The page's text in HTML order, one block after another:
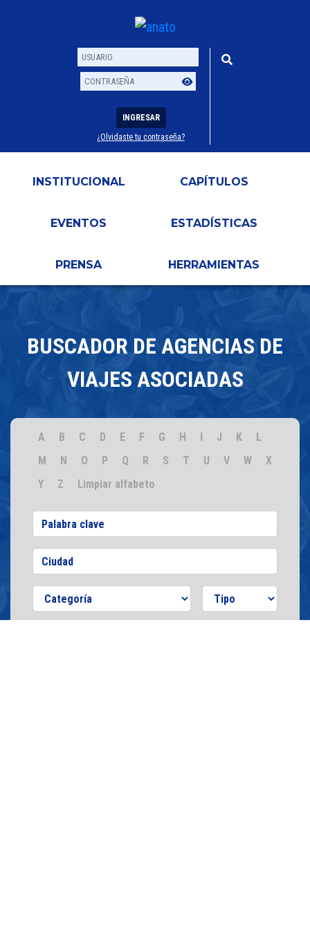
Usuario
Contraseña
INGRESAR
¿Olvidaste tu contraseña?
INSTITUCIONAL CAPÍTULOS
EVENTOS ESTADÍSTICAS
PRENSA HERRAMIENTAS
BUSCADOR DE AGENCIAS DE
VIAJES ASOCIADAS
A B C D E F G H J K
L
M
N O P Q R S T U V W
X
Y
Z Limpiar alfabeto